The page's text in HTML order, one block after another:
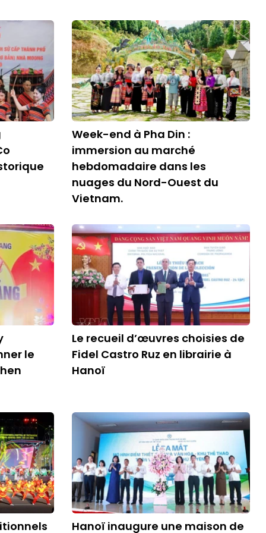
Week-end à Pha Din :
immersion au marché
hebdomadaire dans les
nuages du Nord-Ouest du
Vietnam.
le
Le recueil d’œuvres choisies de
Fidel Castro Ruz en librairie à
Hanoï
Hanoï inaugure une maison de